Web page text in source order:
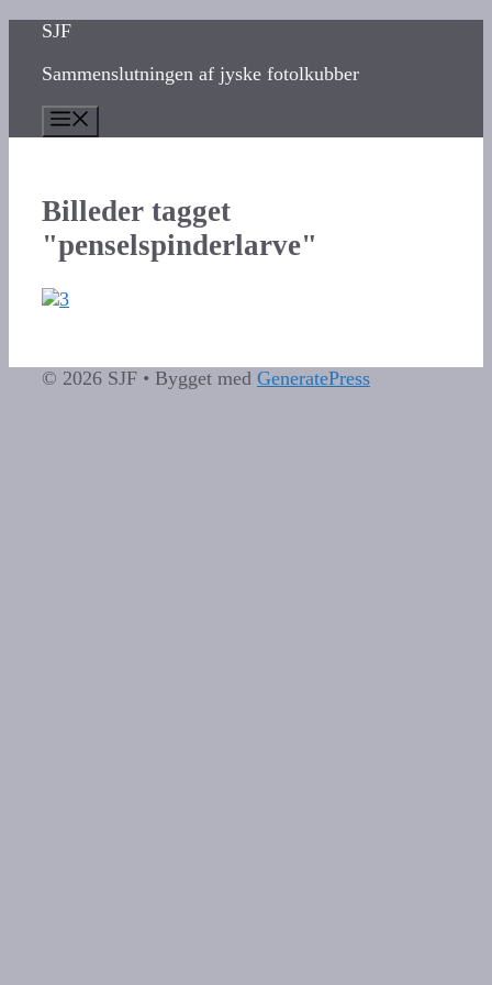
indhold
SJF
Sammenslutningen af jyske fotolkubber
Billeder tagget
"penselspinderlarve"
© 2026 SJF • Bygget med GeneratePress